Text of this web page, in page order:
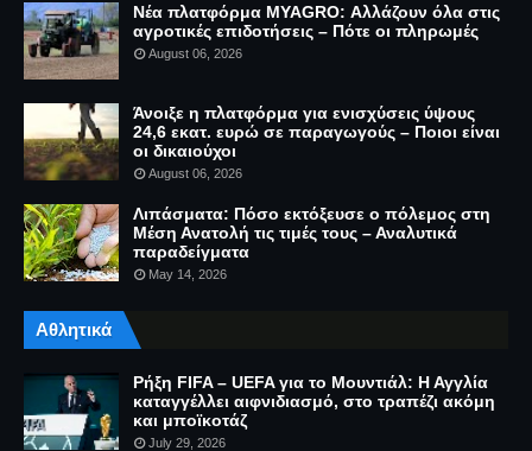
Νέα πλατφόρμα MYAGRO: Αλλάζουν όλα στις
αγροτικές επιδοτήσεις – Πότε οι πληρωμές
August 06, 2026
Άνοιξε η πλατφόρμα για ενισχύσεις ύψους
24,6 εκατ. ευρώ σε παραγωγούς – Ποιοι είναι
οι δικαιούχοι
August 06, 2026
Λιπάσματα: Πόσο εκτόξευσε ο πόλεμος στη
Μέση Ανατολή τις τιμές τους – Αναλυτικά
παραδείγματα
May 14, 2026
Αθλητικά
Ρήξη FIFA – UEFA για το Μουντιάλ: Η Αγγλία
καταγγέλλει αιφνιδιασμό, στο τραπέζι ακόμη
και μποϊκοτάζ
July 29, 2026